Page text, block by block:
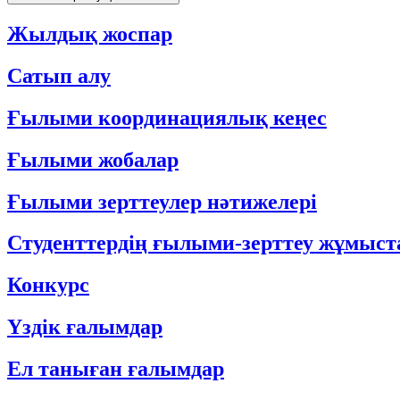
Жылдық жоспар
Сатып алу
Ғылыми координациялық кеңес
Ғылыми жобалар
Ғылыми зерттеулер нәтижелері
Студенттердің ғылыми-зерттеу
Конкурс
Үздік ғалымдар
Ел таныған ғалымдар